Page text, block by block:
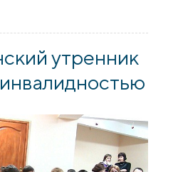
в Щучине
утренник